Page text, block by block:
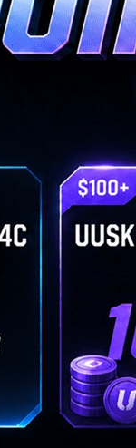
canjear puntos y
la tienda.